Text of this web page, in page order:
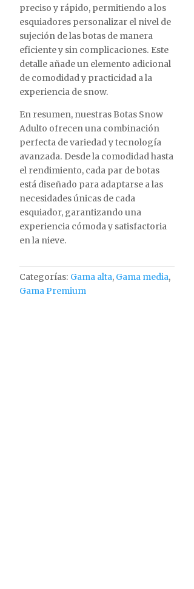
preciso y rápido, permitiendo a los
esquiadores personalizar el nivel de
sujeción de las botas de manera
eficiente y sin complicaciones. Este
detalle añade un elemento adicional
de comodidad y practicidad a la
experiencia de snow.
En resumen, nuestras Botas Snow
Adulto ofrecen una combinación
perfecta de variedad y tecnología
avanzada. Desde la comodidad hasta
el rendimiento, cada par de botas
está diseñado para adaptarse a las
necesidades únicas de cada
esquiador, garantizando una
experiencia cómoda y satisfactoria
en la nieve.
Categorías: Gama alta, Gama media,
Gama Premium